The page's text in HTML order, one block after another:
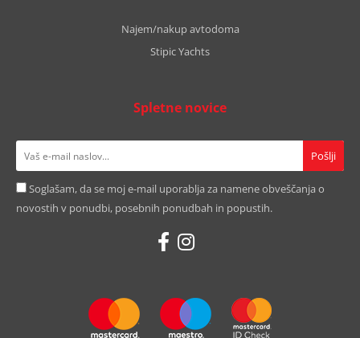
Najem/nakup avtodoma
Stipic Yachts
Spletne novice
Soglašam, da se moj e-mail uporablja za namene obveščanja o
novostih v ponudbi, posebnih ponudbah in popustih.